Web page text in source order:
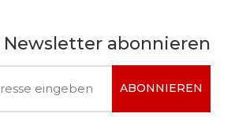
Newsletter abonnieren
ABONNIEREN